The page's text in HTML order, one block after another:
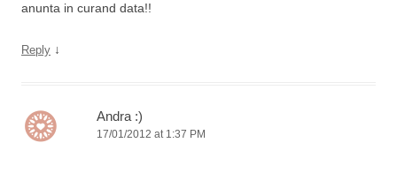
anunta in curand data!!
Reply ↓
Andra :)
17/01/2012 at 1:37 PM